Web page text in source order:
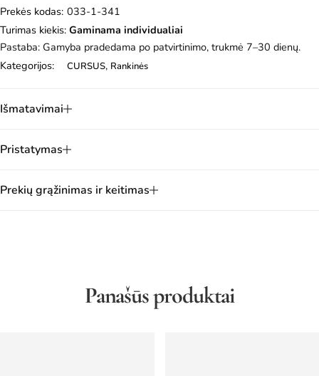
Prekės kodas: 033-1-341
Turimas kiekis: Gaminama individualiai
Pastaba: Gamyba pradedama po patvirtinimo, trukmė 7–30 dienų.
Kategorijos:
CURSUS, Rankinės
Išmatavimai
Pristatymas
Prekių grąžinimas ir keitimas
Panašūs produktai